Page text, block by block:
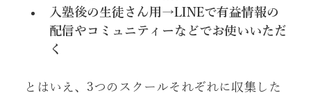
入塾後の生徒さん用→LINEで有益情報の
配信やコミュニティーなどでお使いいただ
く
とはいえ、3つのスクールそれぞれに収集した